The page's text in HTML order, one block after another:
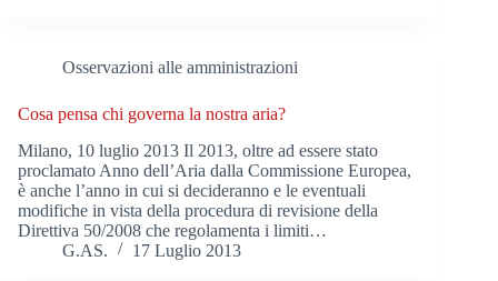
Osservazioni alle amministrazioni
Cosa pensa chi governa la nostra aria?
Milano, 10 luglio 2013 Il 2013, oltre ad essere stato
proclamato Anno dell’Aria dalla Commissione Europea,
è anche l’anno in cui si decideranno e le eventuali
modifiche in vista della procedura di revisione della
Direttiva 50/2008 che regolamenta i limiti…
G.AS.
17 Luglio 2013